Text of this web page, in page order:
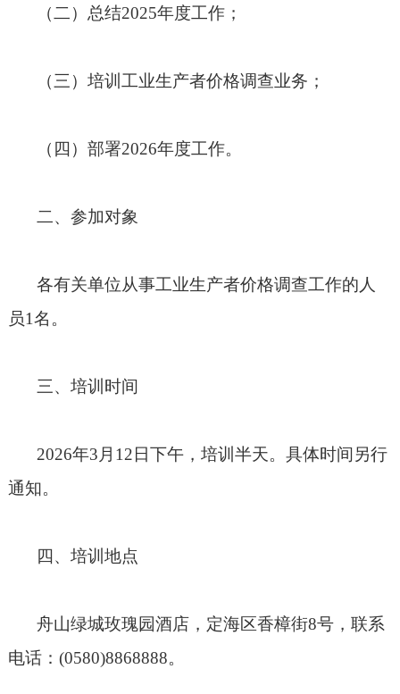
（二）总结2025年度工作；
（三）培训工业生产者价格调查业务；
（四）部署2026年度工作。
二、参加对象
各有关单位从事工业生产者价格调查工作的人
员1名。
三、培训时间
2026年3月 12 日下午，培训半天。具体时间另行
通知。
四、培训地点
舟山绿城玫瑰园酒店，定海区香樟街8号，联系
电话：(0580)8868888。